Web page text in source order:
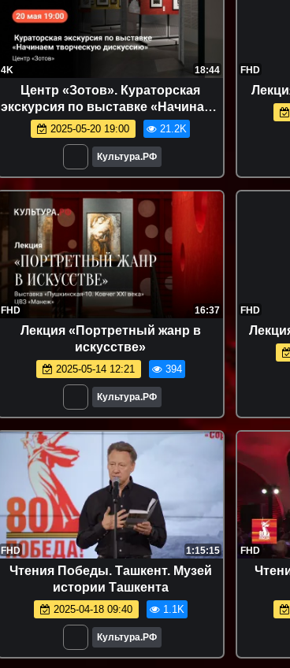
4K 18:44
Центр «Зотов». Кураторская
экскурсия по выставке «Начинаем
творческую дискуссию»
2025-05-20 19:00 21.2K
Культура.РФ
FHD
FHD 16:37
Лекция «Портретный жанр в
искусстве»
2025-05-14 12:21 394
Культура.РФ
FHD
FHD 1:15:15
Чтения Победы. Ташкент. Музей
истории Ташкента
2025-04-18 09:40 1.1K
Культура.РФ
FHD